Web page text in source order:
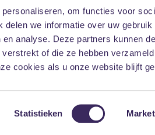
om functies voor
we informatie over uw gebruik
analyse. Deze partners kunnen
of die ze hebben
cookies als u onze website blijft
Statistieken